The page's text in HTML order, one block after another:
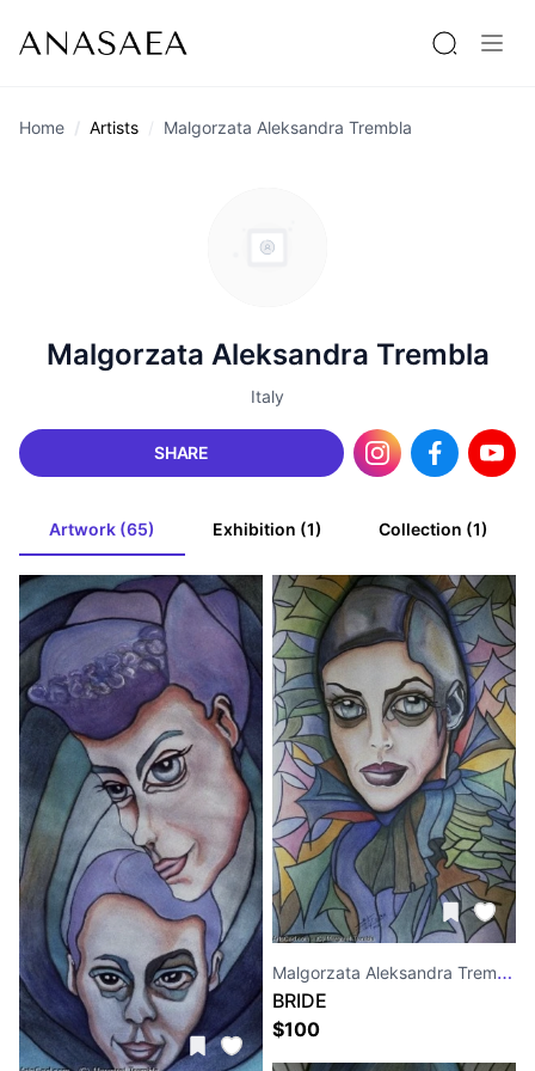
Home Artists Malgorzata Aleksandra Trembla
Malgorzata Aleksandra Trembla
Italy
SHARE
Artwork (65) Exhibition (1) Collection (1)
Malgorzata Aleksandra Trembla
BRIDE
$100